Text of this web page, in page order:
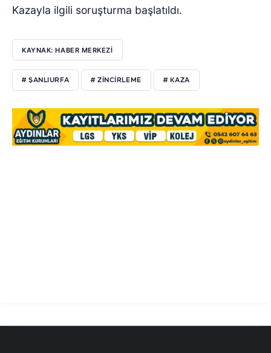
Kazayla ilgili soruşturma başlatıldı.
KAYNAK: HABER MERKEZİ
# ŞANLIURFA # ZİNCİRLEME # KAZA